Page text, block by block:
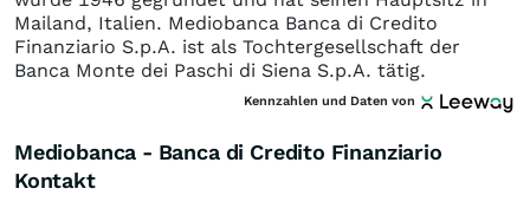
Mailand, Italien. Mediobanca Banca di Credito
Finanziario S.p.A. ist als Tochtergesellschaft der
Banca Monte dei Paschi di Siena S.p.A. tätig.
Kennzahlen und Daten von
Mediobanca - Banca di Credito Finanziario
Kontakt